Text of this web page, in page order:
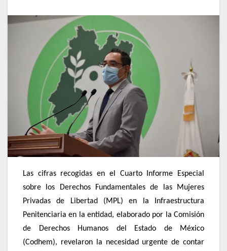
Las cifras recogidas en el Cuarto Informe Especial
sobre los Derechos Fundamentales de las Mujeres
Privadas de Libertad (MPL) en la Infraestructura
Penitenciaria en la entidad, elaborado por la Comisión
de Derechos Humanos del Estado de México
(Codhem), revelaron la necesidad urgente de contar